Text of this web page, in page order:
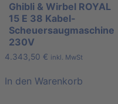
Ghibli & Wirbel ROYAL
15 E 38 Kabel-
Scheuersaugmaschine
230V
4.343,50 € inkl. MwSt
In den Warenkorb